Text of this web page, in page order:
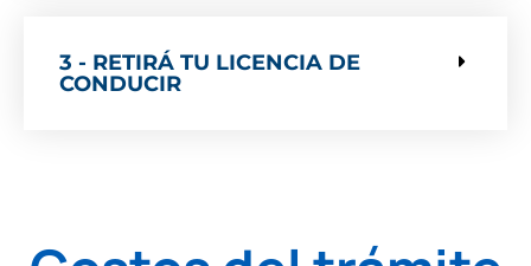
3 - RETIRÁ TU LICENCIA DE
CONDUCIR